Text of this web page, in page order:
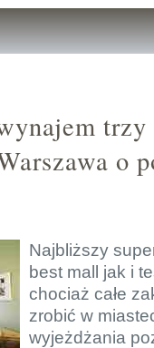
o
Najbliższy
best mall jak i
chociaż całe
zrobić w
wyjeżdżania